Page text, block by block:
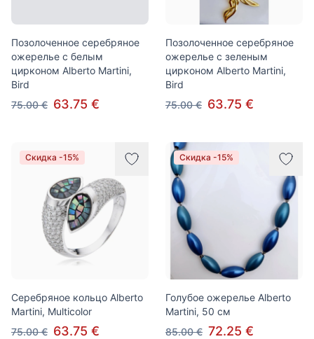
Позолоченное серебряное
ожерелье с белым
цирконом Alberto Martini,
Bird
75.00 € 63.75 €
Позолоченное серебряное
ожерелье с зеленым
цирконом Alberto Martini,
Bird
75.00 € 63.75 €
Скидка -15%
Серебряное кольцо Alberto
Martini, Multicolor
75.00 € 63.75 €
Скидка -15%
Голубое ожерелье Alberto
Martini, 50 см
85.00 € 72.25 €